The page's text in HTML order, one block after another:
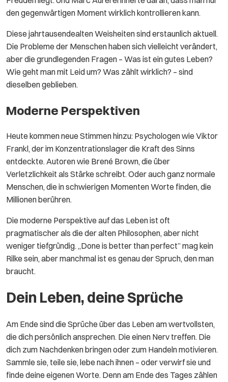
den gegenwärtigen Moment wirklich kontrollieren kann.
Diese jahrtausendealten Weisheiten sind erstaunlich aktuell.
Die Probleme der Menschen haben sich vielleicht verändert,
aber die grundlegenden Fragen – Was ist ein gutes Leben?
Wie geht man mit Leid um? Was zählt wirklich? – sind
dieselben geblieben.
Moderne Perspektiven
Heute kommen neue Stimmen hinzu: Psychologen wie Viktor
Frankl, der im Konzentrationslager die Kraft des Sinns
entdeckte. Autoren wie Brené Brown, die über
Verletzlichkeit als Stärke schreibt. Oder auch ganz normale
Menschen, die in schwierigen Momenten Worte finden, die
Millionen berühren.
Die moderne Perspektive auf das Leben ist oft
pragmatischer als die der alten Philosophen, aber nicht
weniger tiefgründig. „Done is better than perfect” mag kein
Rilke sein, aber manchmal ist es genau der Spruch, den man
braucht.
Dein Leben, deine Sprüche
Am Ende sind die Sprüche über das Leben am wertvollsten,
die dich persönlich ansprechen. Die einen Nerv treffen. Die
dich zum Nachdenken bringen oder zum Handeln motivieren.
Sammle sie, teile sie, lebe nach ihnen – oder verwirf sie und
finde deine eigenen Worte. Denn am Ende des Tages zählen